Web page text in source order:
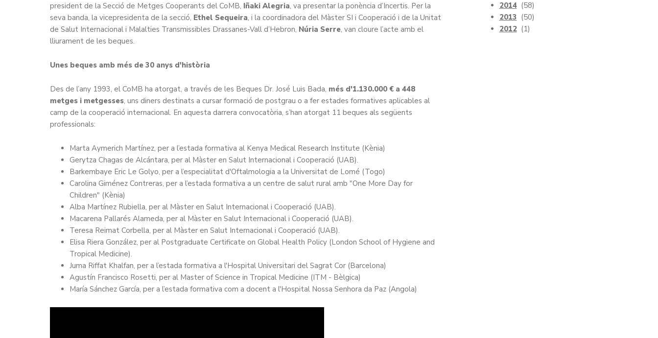
president de la Secció de Metges Cooperants del CoMB, Iñaki Alegria, va presentar la ponència d’Incertis. Per la
seva banda, la vicepresidenta de la secció, Ethel Sequeira, i la coordinadora del Màster SI i Cooperació i de la Unitat
de Salut Internacional i Malalties Transmissibles Drassanes-Vall d’Hebron, Núria Serre, van cloure l’acte amb el
lliurament de les beques.
Unes beques amb més de 30 anys d'història
Des de l’any 1993, el CoMB ha atorgat, a través de les Beques Dr. José Luis Bada, més d'1.130.000 € a 448
metges i metgesses, uns diners destinats a cursar formació de postgrau o a fer estades formatives aplicables al
camp de la cooperació internacional. En aquesta darrera convocatòria, s’han atorgat 11 beques als següents
professionals:
Marta Aymerich Martínez, per a l’estada formativa al Kenya Medical Research Institute (Kènia)
Gerytza Chagas de Alcántara, per al Màster en Salut Internacional i Cooperació (UAB).
Barkembaye Eric Le Golyo, per a l’especialitat d'Oftalmologia a la Universitat de Lomé (Togo)
Carolina Giménez Contreras, per a l’estada formativa a un centre de salut rural amb "One More Day for
Children" (Kènia)
Alba Martínez Rubiella, per al Màster en Salut Internacional i Cooperació (UAB).
Macarena Pallarés Alameda, per al Màster en Salut Internacional i Cooperació (UAB).
Teresa Reimat Corbella, per al Màster en Salut Internacional i Cooperació (UAB).
Elisa Riera González, per al Postgraduate Certificate on Global Health Policy (London School of Hygiene and
Tropical Medicine).
Juma Riffat Khalfan, per a l’estada formativa a l'Hospital Universitari del Sagrat Cor (Barcelona)
Agustín Francisco Rosetti, per al Master of Science in Tropical Medicine (ITM - Bèlgica)
María Sánchez García, per a l’estada formativa com a docent a l'Hospital Nossa Senhora da Paz (Angola)
2014 (58)
2013 (50)
2012 (1)